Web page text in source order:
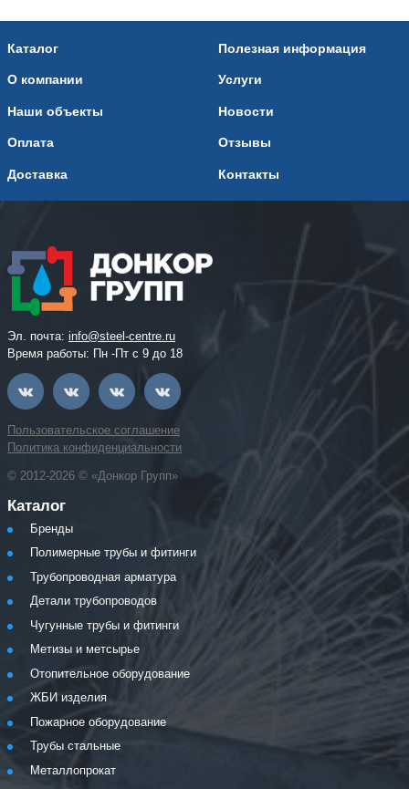
Каталог
О компании
Наши объекты
Оплата
Доставка
Полезная информация
Услуги
Новости
Отзывы
Контакты
Эл. почта: info@steel-centre.ru
Время работы: Пн -Пт с 9 до 18
Пользовательское соглашение
Политика конфиденциальности
© 2012-2026 © «Донкор Групп»
Каталог
Бренды
Полимерные трубы и фитинги
Трубопроводная арматура
Детали трубопроводов
Чугунные трубы и фитинги
Метизы и метсырье
Отопительное оборудование
ЖБИ изделия
Пожарное оборудование
Трубы стальные
Металлопрокат